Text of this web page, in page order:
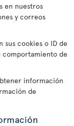
en nuestros
y correos
sus cookies o ID de
comportamiento de
información
de